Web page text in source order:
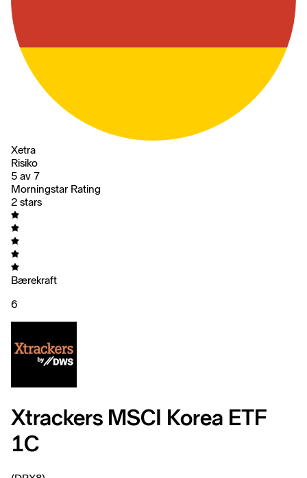
Xetra
Risiko
5 av 7
Morningstar Rating
2 stars
Bærekraft
6
Xtrackers MSCI Korea ETF
1C